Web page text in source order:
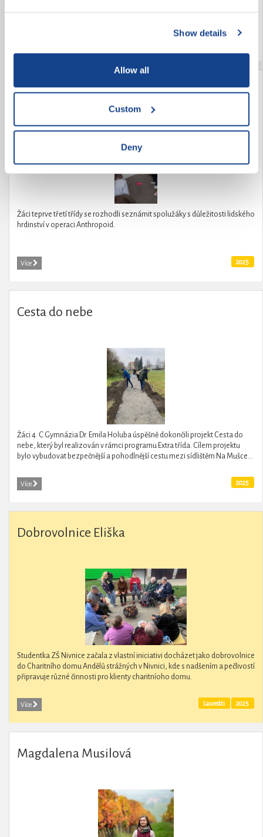
Show details
Allow all
Custom
Deny
Seznámení s hrdinstvím Anthropoid
Žáci teprve třetí třídy se rozhodli seznámit spolužáky s důležitosti lidského
hrdinství v operaci Anthropoid.
Více 2025
Cesta do nebe
Žáci 4. C Gymnázia Dr. Emila Holuba úspěšně dokončili projekt Cesta do
nebe, který byl realizován v rámci programu Extra třída. Cílem projektu
bylo vybudovat bezpečnější a pohodlnější cestu mezi sídlištěm Na Mušce...
Více 2025
Dobrovolnice Eliška
Studentka ZŠ Nivnice začala z vlastní iniciativi docházet jako dobrovolnice
do Charitního domu Andělů strážných v Nivnici, kde s nadšením a pečlivostí
připravuje různé činnosti pro klienty charitníoho domu.
Více 2025
Laureáti
Magdalena Musilová